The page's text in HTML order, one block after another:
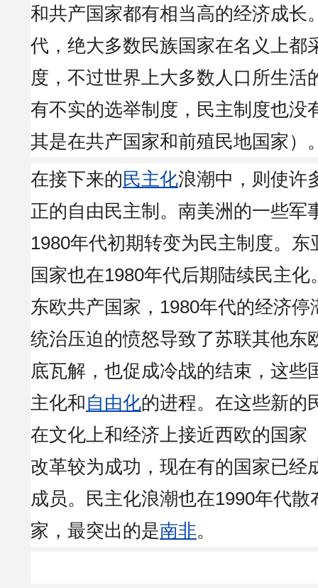
和共产国家都有相当高的经济成长
代，绝大多数民族国家在名义上都
度，不过世界上大多数人口所生活
有不实的选举制度，民主制度也没
其是在共产国家和前殖民地国家）
在接下来的 民主化浪潮中，则使许
正的自由民主制。南美洲的一些军
1980年代初期转变为民主制度。东
国家也在1980年代后期陆续民主化
东欧共产国家，1980年代的经济停
统治压迫的愤怒导致了苏联其他东
底瓦解，也促成冷战的结束，这些
主化和自由化的进程。在这些新的
在文化上和经济上接近西欧的国家
改革较为成功，现在有的国家已经
成员。民主化浪潮也在1990年代散
家，最突出的是南非。